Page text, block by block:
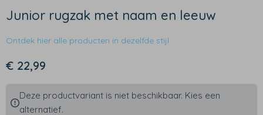
Junior rugzak met naam en leeuw
Ontdek hier alle producten in dezelfde stijl
€ 22,99
Deze productvariant is niet beschikbaar. Kies een
alternatief.